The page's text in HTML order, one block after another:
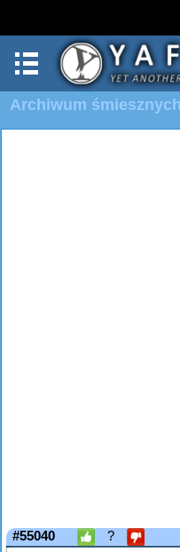
Archiwum
#55040 ?